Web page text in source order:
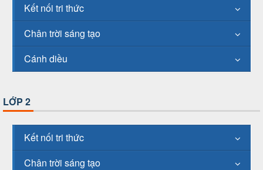
Kết nối tri thức
Chân trời sáng tạo
Cánh diều
LỚP 2
Kết nối tri thức
Chân trời sáng tạo